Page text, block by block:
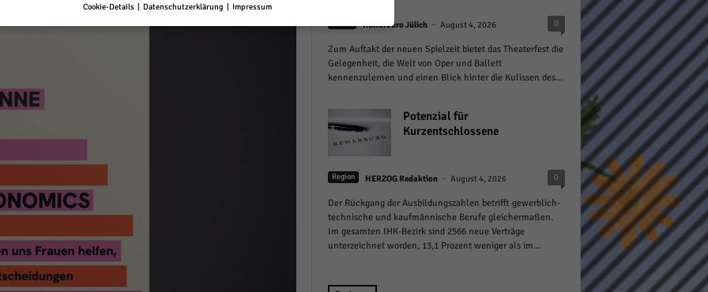
Kulturbüro Jülich - August 4, 2026 0
Zum Auftakt der neuen Spielzeit bietet das Theaterfest die
Gelegenheit, die Welt von Oper und Ballett
kennenzulernen und einen Blick hinter die Kulissen des...
Potenzial für
Kurzentschlossene
Region HERZOG Redaktion - August 4, 2026 0
Der Rückgang der Ausbildungszahlen betrifft gewerblich-
technische und kaufmännische Berufe gleichermaßen.
Im gesamten IHK-Bezirk sind 2566 neue Verträge
unterzeichnet worden, 13,1 Prozent weniger als im...
Cookie-Details Datenschutzerklärung Impressum
Datenschutzeinstellungen
Sie unter 16 Jahre alt sind und Ihre Zustimmung zu freiwilligen Diensten geben
müssen Sie Ihre Erziehungsberechtigten um Erlaubnis bitten.
Cookies und andere Technologien auf unserer Website. Einige von ihnen
während andere uns helfen, diese Website und Ihre Erfahrung zu
Anzeigen und Inhalte oder Anzeigen- und Inhaltsmessung.
Informationen über die Verwendung Ihrer Daten finden Sie in unserer
.
Sie eine Übersicht über alle verwendeten Cookies. Sie können Ihre
zu ganzen Kategorien geben oder sich weitere Informationen anzeigen
und so nur bestimmte Cookies auswählen.
akzeptieren
und weiter